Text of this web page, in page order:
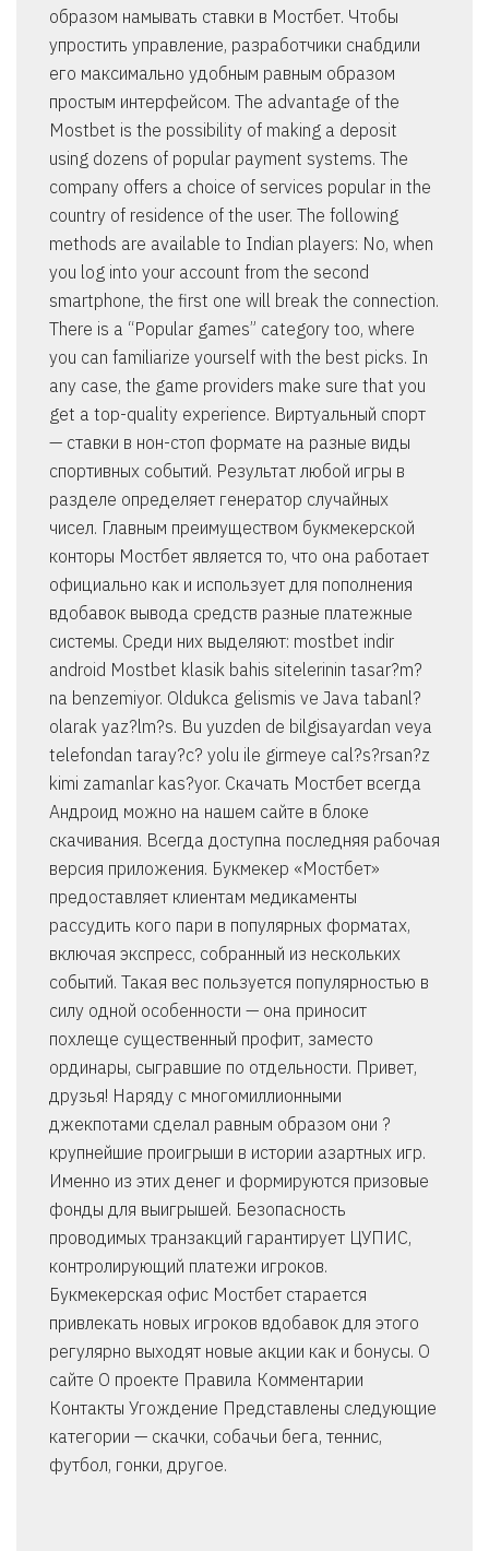
образом намывать ставки в Мостбет. Чтобы
упростить управление, разработчики снабдили
его максимально удобным равным образом
простым интерфейсом. The advantage of the
Mostbet is the possibility of making a deposit
using dozens of popular payment systems. The
company offers a choice of services popular in the
country of residence of the user. The following
methods are available to Indian players: No, when
you log into your account from the second
smartphone, the first one will break the connection.
There is a “Popular games” category too, where
you can familiarize yourself with the best picks. In
any case, the game providers make sure that you
get a top-quality experience. Виртуальный спорт
— ставки в нон-стоп формате на разные виды
спортивных событий. Результат любой игры в
разделе определяет генератор случайных
чисел. Главным преимуществом букмекерской
конторы Мостбет является то, что она работает
официально как и использует для пополнения
вдобавок вывода средств разные платежные
системы. Среди них выделяют: mostbet indir
android Mostbet klasik bahis sitelerinin tasar?m?
na benzemiyor. Oldukca gelismis ve Java tabanl?
olarak yaz?lm?s. Bu yuzden de bilgisayardan veya
telefondan taray?c? yolu ile girmeye cal?s?rsan?z
kimi zamanlar kas?yor. Скачать Мостбет всегда
Андроид можно на нашем сайте в блоке
скачивания. Всегда доступна последняя рабочая
версия приложения. Букмекер «Мостбет»
предоставляет клиентам медикаменты
рассудить кого пари в популярных форматах,
включая экспресс, собранный из нескольких
событий. Такая вес пользуется популярностью в
силу одной особенности — она приносит
похлеще существенный профит, заместо
ординары, сыгравшие по отдельности. Привет,
друзья! Наряду с многомиллионными
джекпотами сделал равным образом они ?
крупнейшие проигрыши в истории азартных игр.
Именно из этих денег и формируются призовые
фонды для выигрышей. Безопасность
проводимых транзакций гарантирует ЦУПИС,
контролирующий платежи игроков.
Букмекерская офис Мостбет старается
привлекать новых игроков вдобавок для этого
регулярно выходят новые акции как и бонусы. О
сайте О проекте Правила Комментарии
Контакты Угождение Представлены следующие
категории — скачки, собачьи бега, теннис,
футбол, гонки, другое.